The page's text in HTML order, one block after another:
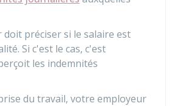
préciser si le salaire est
Si c'est le cas, c'est
les indemnités
du travail, votre employeur